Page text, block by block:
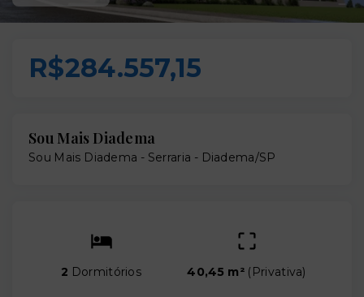
R$284.557,15
Sou Mais Diadema
Sou Mais Diadema - Serraria - Diadema/SP
2 Dormitórios 40,45 m² ( Privativa)